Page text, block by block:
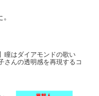
瞳はダイアモンドの歌い
さんの透明感を再現するコ